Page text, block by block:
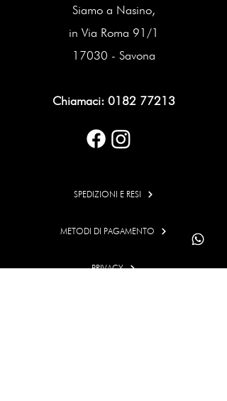
Siamo a Nasino,
in Via Roma 91/1
17030 - Savona
Chiamaci: 0182 77213
SPEDIZIONI E RESI
METODI DI PAGAMENTO
PRIVACY